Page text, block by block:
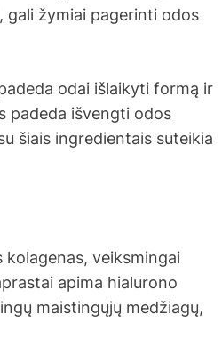
žymiai pagerinti odos
odai išlaikyti formą ir
padeda išvengti odos
šiais ingredientais suteikia
veiksmingai
apima hialurono
maistingųjų medžiagų,